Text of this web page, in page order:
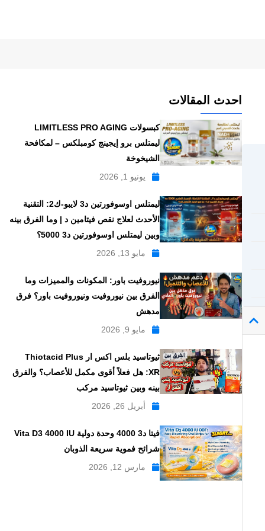
احدث المقالات
كبسولات LIMITLESS PRO AGING
ليمتلس برو إيجينج كومبلكس – لمكافحة
الشيخوخة
يونيو 1, 2026
ليمتلس اوسوفورتين د3 لايبو-ك2: التقنية
الأحدث لعلاج نقص فيتامين د | وما الفرق بينه
وبين ليمتلس اوسوفورتين د3 5000؟
مايو 13, 2026
نيوروفيت باور: المكونات والمميزات وما
الفرق بين نيوروفيت ونيوروفيت باور؟ فرق
مدهش
مايو 9, 2026
ثيوتاسيد بلس اكس ار Thiotacid Plus
XR: هل فعلاً أقوى مكمل للأعصاب؟ والفرق
بينه وبين ثيوتاسيد مركب
أبريل 26, 2026
فيتا د3 4000 وحدة دولية Vita D3 4000 IU
شرائح فموية سريعة الذوبان
مارس 12, 2026